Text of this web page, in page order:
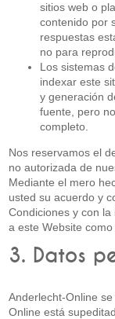
sitios web o
contenido por
respuestas
no para
Los sistemas
indexar este
y generación
fuente, pero
completo.
Nos reservamos el
no autorizada de
Mediante el mero
usted su acuerdo y
Condiciones y con
a este Website
3. Datos
Anderlecht-Online
Online está